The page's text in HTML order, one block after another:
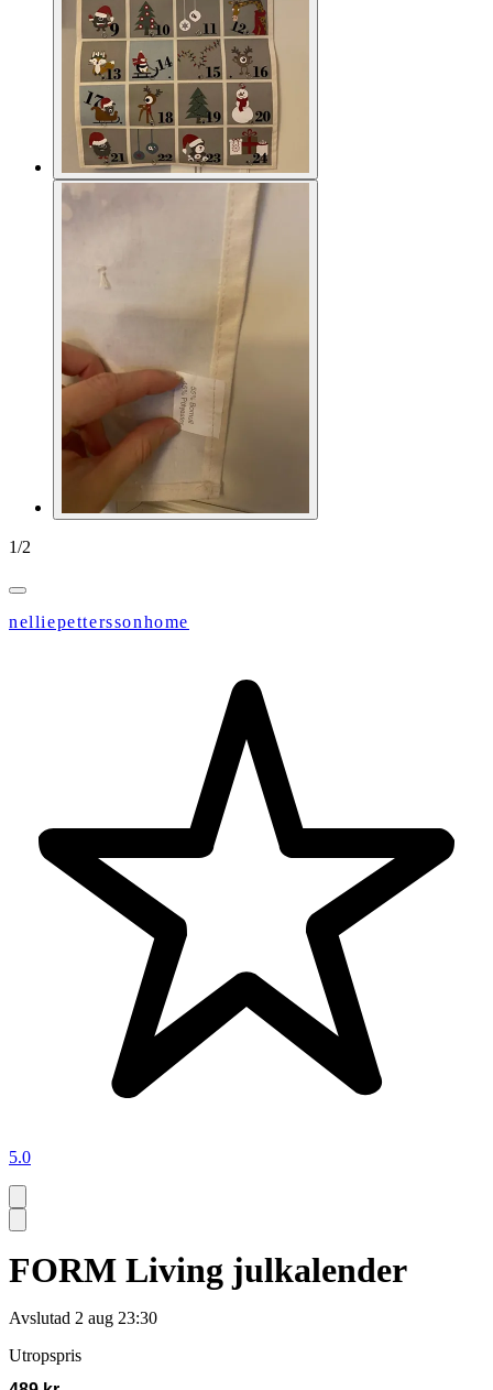
1/2
nelliepetterssonhome
5.0
FORM Living julkalender
Avslutad 2 aug 23:30
Utropspris